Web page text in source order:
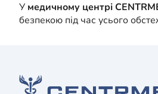
У медичному центрі
безпекою під час усього